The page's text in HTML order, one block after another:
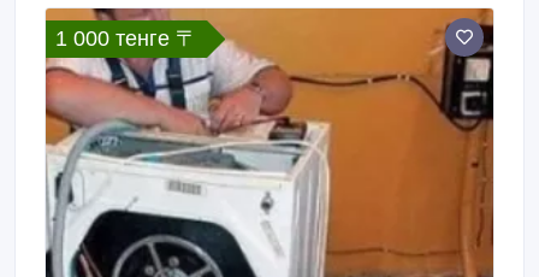
1 000 тенге 〒